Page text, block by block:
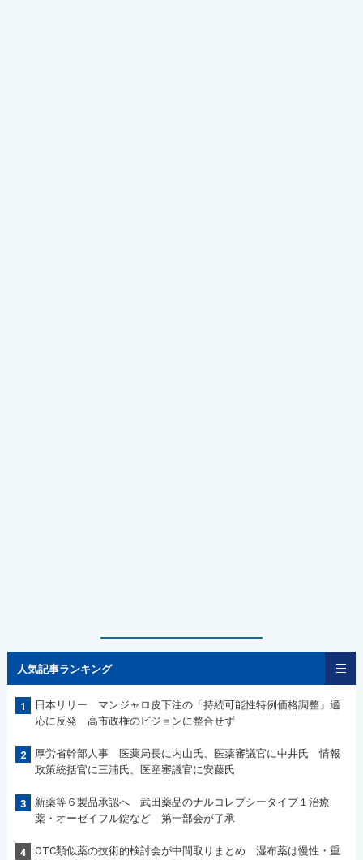
人気記事ランキング
1
日本リリー マンジャロ皮下注の「持続可能性特例価格調整」適
応に反発 高市政権のビジョンに整合せず
2
厚労省幹部人事 医薬局長に内山氏、医薬審議官に中井氏 情報
政策統括官に三浦氏、医産審議官に安藤氏
3
新薬等６製品承認へ 武田薬品のナルコレプシータイプ１治療
薬・オーゼイフル錠など 第一部会が了承
4
OTC類似薬の技術的検討会が中間取りまとめ 湿布薬は慢性・重